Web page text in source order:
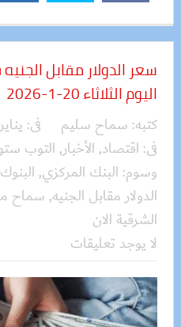
سعر الدولار مقابل
اليوم الثلاثاء 20-1-2026
كتبه: سماح سليم فى: يناير 20,
فى: اقتصاد, الأخبار, التوب
وسوم: البنك المركزي,
الدولار مقابل الجنيه, سماح
الشرقية الان
لا يوجد تعليقات